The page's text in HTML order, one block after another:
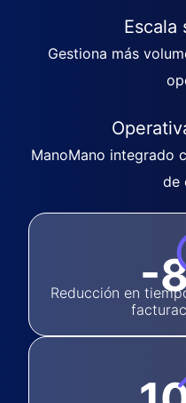
Escala
Gestiona más
ManoMano integrado
de
-
Reducción en